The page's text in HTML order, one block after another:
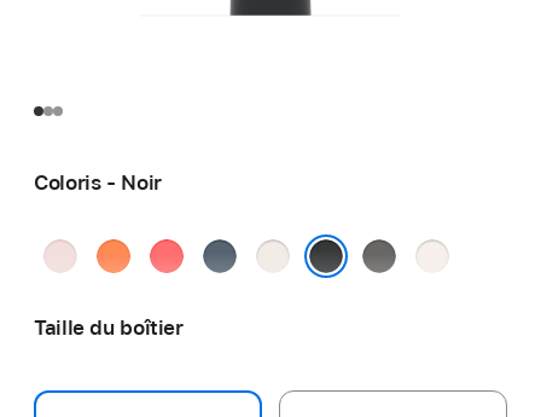
Coloris - Noir
Rose
Clémentine
Rose
Bleu
Lumière stellaire
Gris
Rose
Taille du boîtier